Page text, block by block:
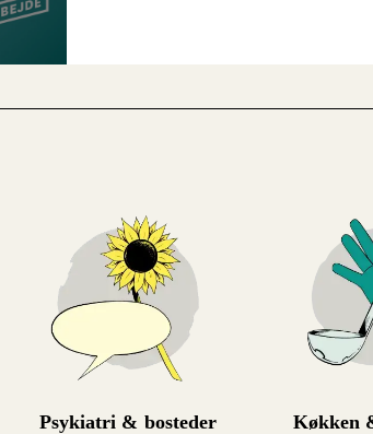
Psykiatri & bosteder Køkken